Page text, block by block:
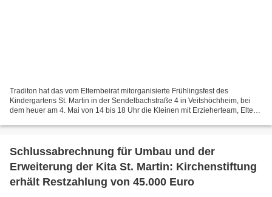
Traditon hat das vom Elternbeirat mitorganisierte Frühlingsfest des
Kindergartens St. Martin in der Sendelbachstraße 4 in Veitshöchheim, bei
dem heuer am 4. Mai von 14 bis 18 Uhr die Kleinen mit Erzieherteam, Eltern
Schlussabrechnung für Umbau und der
Erweiterung der Kita St. Martin: Kirchenstiftung
erhält Restzahlung von 45.000 Euro